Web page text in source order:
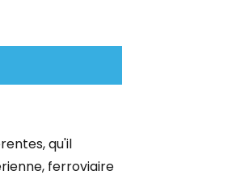
qu'il
ferroviaire